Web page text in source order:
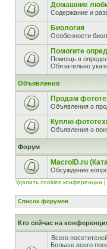
Домашние
Содержание и
Биология
Особенности
Помогите
Помощь в
Обязательно
Объявления
Продам
Объявления о
Куплю
Объявления о
Форум
MacroID.ru
Обсуждение
Удалить cookies конференции |
Список форумов
Кто сейчас на
Всего
Больше всего